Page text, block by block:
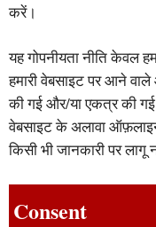
करें।
यह गोपनीयता नीति केवल
हमारी वेबसाइट पर आने
की गई और/या एकत्र की
वेबसाइट के अलावा
किसी भी जानकारी पर लागू
Consent